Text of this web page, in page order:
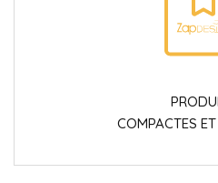
COMPACTES